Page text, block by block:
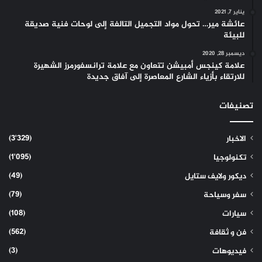
يناير 7, 2021
عائشة مير… تحول مواد التجميل التالفة إلى لوحات فنية صديقة
للبيئة
ديسمبر 28, 2020
علامة كينجس أمبيشن تتعاون مع علامة ترانسفورمرز الشهيرة
للارتقاء بأزياء الشارع المعاصرة إلى آفاق جديدة
تصنيفات
الاخبار
(3٬329)
تكنولوجيا
(1٬095)
ديكور ولايف ستايل
(49)
سفر وسياحة
(79)
سيارات
(108)
فن و ثقافة
(562)
فيديوهات
(3)